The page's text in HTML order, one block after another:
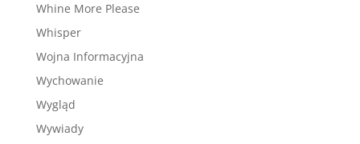
Whine More Please
Whisper
Wojna Informacyjna
Wychowanie
Wygląd
Wywiady